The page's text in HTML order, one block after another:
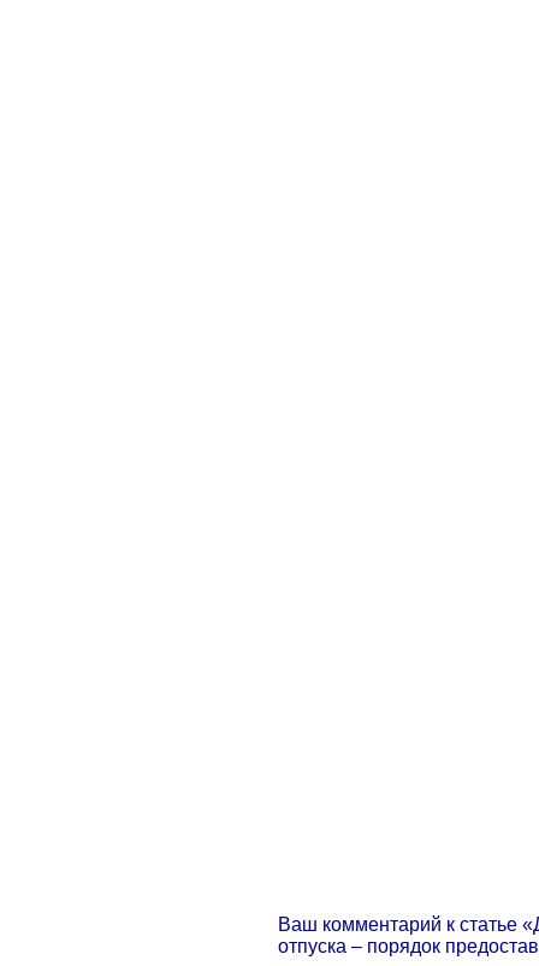
Ваш комментарий к статье
отпуска – порядок